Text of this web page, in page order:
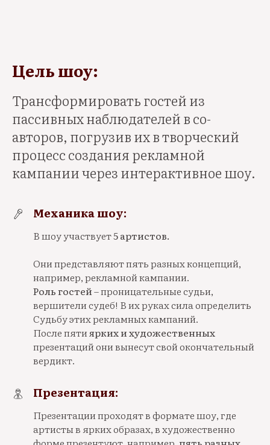
Цель шоу:
Трансформировать гостей из
пассивных наблюдателей в со-
авторов, погрузив их в творческий
процесс создания рекламной
кампании через интерактивное шоу.
Механика шоу:
В шоу участвует5 артистов.
Они представляют пять разных концепций,
например, рекламной кампании.
Роль гостей– проницательные судьи,
вершители судеб! В их руках сила определить
Судьбу этих рекламных кампаний.
После пятиярких и художественных
презентаций они вынесут свой окончательный
вердикт.
Презентация:
Презентации проходят в формате шоу, где
артисты в ярких образах, в художественно